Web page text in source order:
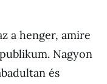
a henger, amire
Nagyon
és